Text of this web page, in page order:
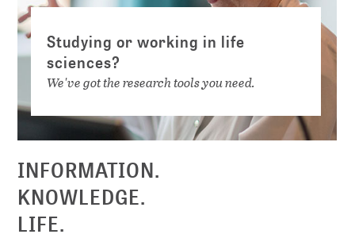
Studying or working in life
sciences?
We've got the research tools you need.
INFORMATION.
KNOWLEDGE.
LIFE.